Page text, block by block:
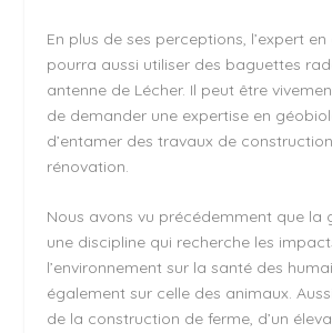
En plus de ses perceptions, l’expert
pourra aussi utiliser des baguettes
antenne de Lécher. Il peut être
de demander une expertise en
d’entamer des travaux de
rénovation.
Nous avons vu précédemment que la
une discipline qui recherche les
l’environnement sur la santé des
également sur celle des animaux.
de la construction de ferme, d’un